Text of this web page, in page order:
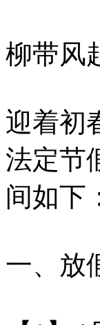
柳带风
迎着初
法定节
间如下
一、放